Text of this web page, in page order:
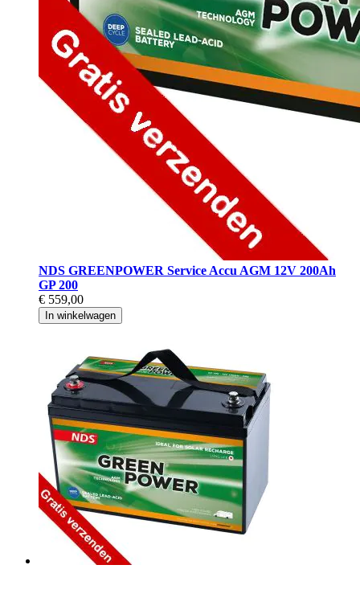
NDS GREENPOWER Service Accu AGM 12V 200Ah
GP 200
€ 559,00
In winkelwagen